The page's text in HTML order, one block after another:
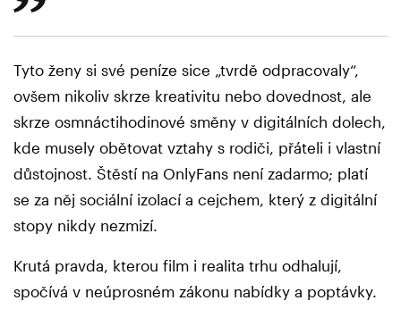
Tyto ženy si své peníze sice „tvrdě odpracovaly“,
ovšem nikoliv skrze kreativitu nebo dovednost, ale
skrze osmnáctihodinové směny v digitálních dolech,
kde musely obětovat vztahy s rodiči, přáteli i vlastní
důstojnost. Štěstí na OnlyFans není zadarmo; platí
se za něj sociální izolací a cejchem, který z digitální
stopy nikdy nezmizí.
Krutá pravda, kterou film i realita trhu odhalují,
spočívá v neúprosném zákonu nabídky a poptávky.